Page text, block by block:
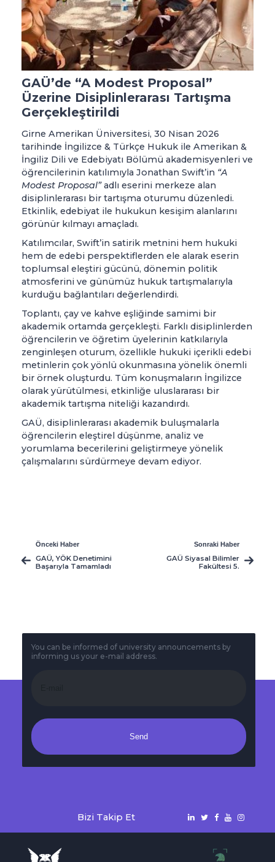
GAÜ’de “A Modest Proposal”
Üzerine Disiplinlerarası Tartışma
Gerçekleştirildi
Girne Amerikan Üniversitesi, 30 Nisan 2026
tarihinde İngilizce & Türkçe Hukuk ile Amerikan &
İngiliz Dili ve Edebiyatı Bölümü akademisyenleri ve
öğrencilerinin katılımıyla Jonathan Swift’in “A
Modest Proposal” adlı eserini merkeze alan
disiplinlerarası bir tartışma oturumu düzenledi.
Etkinlik, edebiyat ile hukukun kesişim alanlarını
görünür kılmayı amaçladı.
Katılımcılar, Swift’in satirik metnini hem hukuki
hem de edebi perspektiflerden ele alarak eserin
toplumsal eleştiri gücünü, dönemin politik
atmosferini ve günümüz hukuk tartışmalarıyla
kurduğu bağlantıları değerlendirdi.
Toplantı, çay ve kahve eşliğinde samimi bir
akademik ortamda gerçekleşti. Farklı disiplinlerden
öğrencilerin ve öğretim üyelerinin katkılarıyla
zenginleşen oturum, özellikle hukuki içerikli edebi
metinlerin çok yönlü okunmasına yönelik önemli
bir örnek oluşturdu. Tüm konuşmaların İngilizce
olarak yürütülmesi, etkinliğe uluslararası bir
akademik tartışma niteliği kazandırdı.
GAÜ, disiplinlerarası akademik buluşmalarla
öğrencilerin eleştirel düşünme, analiz ve
yorumlama becerilerini geliştirmeye yönelik
çalışmalarını sürdürmeye devam ediyor.
Önceki Haber
GAÜ, YÖK Denetimini
Başarıyla Tamamladı
Sonraki Haber
GAÜ Siyasal Bilimler
Fakültesi 5.
You can be informed of university announcements by
informing us your e-mail address.
Send
Bizi Takip Et